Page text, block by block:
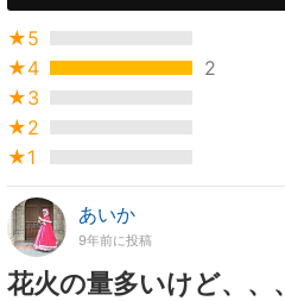
★5
★4
2
★3
★2
★1
あいか
9年前に投稿
花火の量多いけど、、、